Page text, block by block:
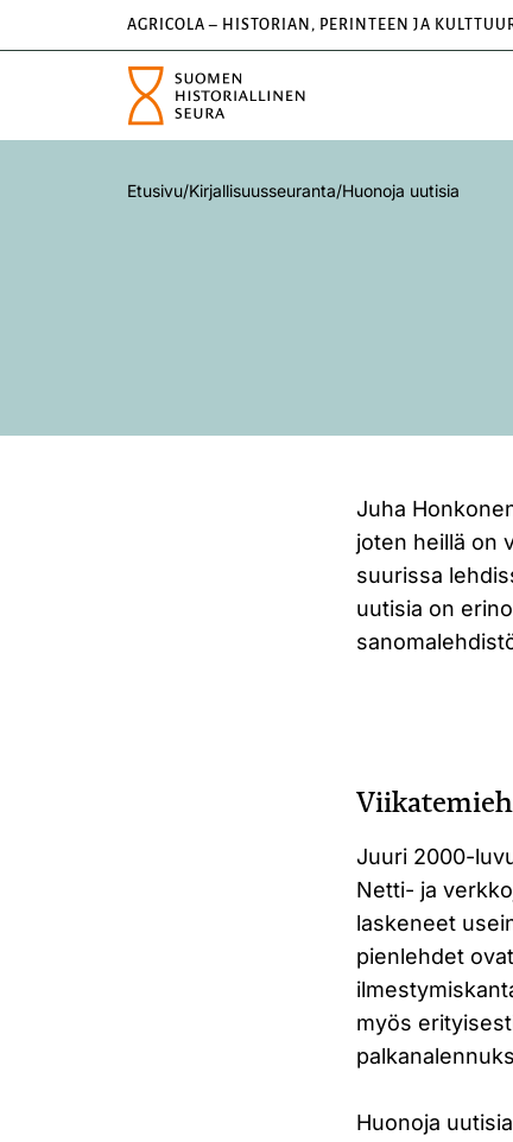
AGRICOLA – HISTORIAN, PERINTEEN JA
Etusivu/Kirjallisuusseuranta/Huonoja uutisia
Juha
joten heillä on
suurissa
uutisia on
Juuri 2000-
Netti- ja
laskeneet
pienlehdet
myös
Huonoja